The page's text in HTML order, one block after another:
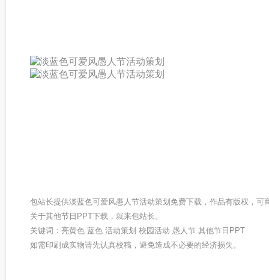
包站长提供淡蓝色可爱风愚人节活动策划免费下载，作品有版权，
关于其他节日PPT下载，就来包站长。
关键词：亮黄色 蓝色 活动策划 校园活动 愚人节 其他节日PPT
如需印刷成实物请先认真校稿，避免造成不必要的经济损失。